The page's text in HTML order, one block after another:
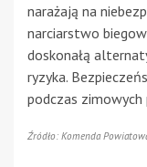
narażają na
narciarstwo
doskonałą
ryzyka.
podczas zimowych
Źródło: Komenda